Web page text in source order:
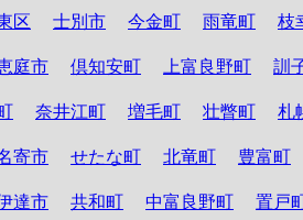
区 士別市 今金町 雨竜町 枝
庭市 倶知安町 上富良野町 訓
奈井江町 増毛町 壮瞥町 札
寄市 せたな町 北竜町 豊富町
達市 共和町 中富良野町 置戸